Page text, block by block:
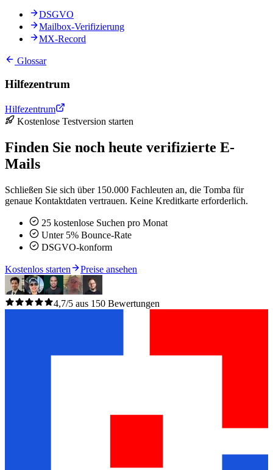
DSGVO
Mailbox-Verifizierung
MX-Record
Glossar
Hilfezentrum
Hilfezentrum
Kostenlose Testversion starten
Finden Sie noch heute verifizierte E-
Mails
Schließen Sie sich über 150.000 Fachleuten an, die Tomba für
genaue Kontaktdaten vertrauen. Keine Kreditkarte erforderlich.
25 kostenlose Suchen pro Monat
Unter 5% Bounce-Rate
DSGVO-konform
Kostenlos starten Preise ansehen
4,7/5 aus 150 Bewertungen